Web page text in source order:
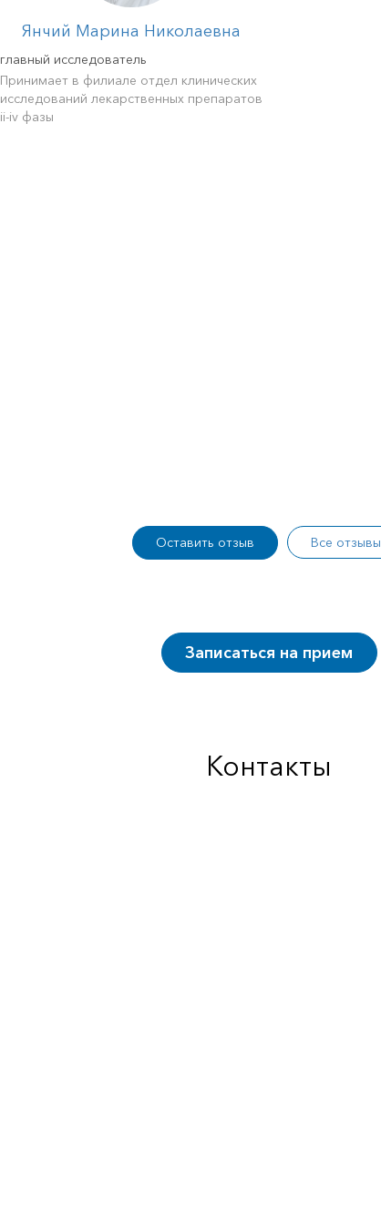
Янчий Марина Николаевна
главный исследователь
Принимает в филиале отдел клинических
исследований лекарственных препаратов
ii-iv фазы
Оставить отзыв Все отзывы
Записаться на прием
Контакты